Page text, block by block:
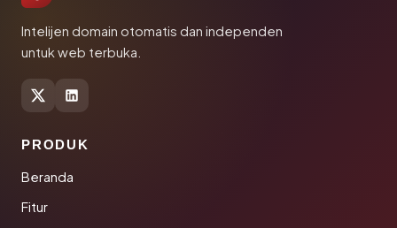
Intelijen domain otomatis dan independen
untuk web terbuka.
PRODUK
Beranda
Fitur